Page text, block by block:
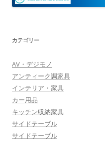
カテゴリー
AV・デジモノ
アンティーク調家具
インテリア・家具
カー用品
キッチン収納家具
サイドテーブル
サイドテーブル